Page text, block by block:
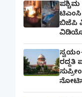
ಪಶ್ಚಿಮ
ಟಿಎಂಸಿ
ಬಿಜೆಪಿ
ವಿಡಿಯೋ
ರದ್ದತಿ
ನೋಟಿಸ್